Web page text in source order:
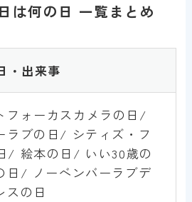
は何の日 一覧まとめ
・出来事
ォーカスカメラの日/
ブの日/ シティズ・フ
/ 絵本の日/ いい30歳の
日/ ノーベンバーラブデ
の日